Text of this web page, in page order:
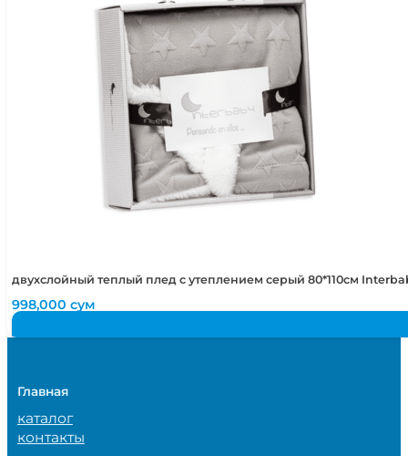
двухслойный теплый плед с утеплением серый 80*110см
998,000сум
Главная
каталог
контакты